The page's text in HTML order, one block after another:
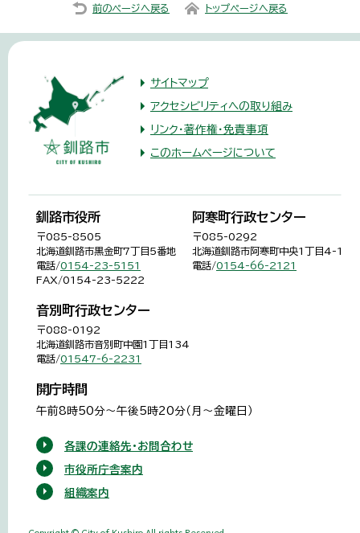
前のページへ戻る トップページへ戻る
サイトマップ
アクセシビリティへの取り組み
リンク・著作権・免責事項
このホームページについて
釧路市役所
〒085-8505
北海道釧路市黒金町7丁目5番地
電話/0154-23-5151
FAX/0154-23-5222
阿寒町行政センター
〒085-0292
北海道釧路市阿寒町中央1丁目4-1
電話/0154-66-2121
音別町行政センター
〒088-0192
北海道釧路市音別町中園1丁目134
電話/01547-6-2231
開庁時間
午前8時50分～午後5時20分（月～金曜日）
各課の連絡先・お問合わせ
市役所庁舎案内
組織案内